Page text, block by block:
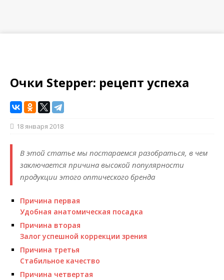
Очки Stepper: рецепт успеха
18 января 2018
В этой статье мы постараемся разобраться, в чем
заключается причина высокой популярности
продукции этого оптического бренда
Причина первая
Удобная анатомическая посадка
Причина вторая
Залог успешной коррекции зрения
Причина третья
Стабильное качество
Причина четвертая